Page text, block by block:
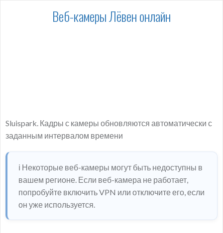
Веб-камеры Лёвен онлайн
Sluispark. Кадры с камеры обновляются автоматически с
заданным интервалом времени
ℹ️ Некоторые веб-камеры могут быть недоступны в
вашем регионе. Если веб-камера не работает,
попробуйте включить VPN или отключите его, если
он уже используется.